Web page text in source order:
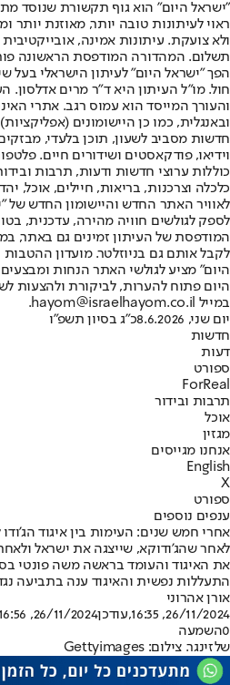
"ישראל היום" הוא גוף תקשורת שנוסד
ראוי לעיתונות טובה יותר, מאוזנת יותר
ולא צועקת. עיתונות אמינה,
הפך "ישראל היום" לעיתון הישראלי בעל
חול. מו"ל העיתון היא ד"ר מרים אדלסון.
והעורך המייסד הוא עמוס רגב. אתרי
חדשות מסביב לשעון, תוכן בלעדי, מבזקים
וידיאו, פודקאסטים ושידורים חיים.
כוללות ערוצי חדשות ודעות, תרבות
לאוויר האתר החדש והיישומון החדש של
לספק לגולשים חוויה מהירה, עדכנית,
המודפסת של העיתון זמינים גם באתר,
לקבל אותם גם בניוזלטר. מועדון
היום" מציע לגולשי האתר הנחות
היום פתוח להערות, לביקורת ולהצעות
במייל hayom@israelhayom.co.il.
יום שני, 8.6.2026
כ"ג בסיון תשפ"ו
חדשות
דעות
ספורט
ForReal
תרבות ובידור
אוכל
מגזין
אנחנו מגייסים
English
X
ספורט
ענפים נוספים
אחרי חמש שנים: העימות בין איגוד הג'ודו
לאחר שהג'ודוקא, שייצגה את ישראל
את האיגוד והעומד בראשה משה פונטי
התעללות נפשית והאיגוד ענה בתביעה
אורן אהרוני
26/11/2024, 16:35
,עודכן26/11/2024, 16:56
0השמעה
שלזינגר. צילום: Gettyimages